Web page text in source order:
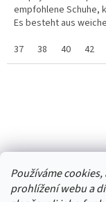
Používáme
prohlížení webu a
empfohlene Schuhe,
Es besteht aus
37
38 40 42